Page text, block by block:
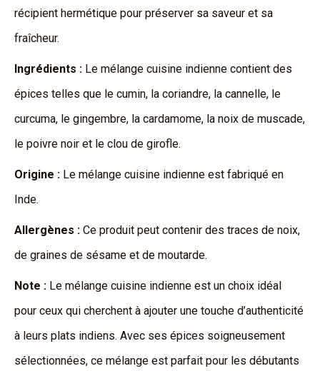
récipient hermétique pour préserver sa saveur et sa
fraîcheur.
Ingrédients : Le mélange cuisine indienne contient des
épices telles que le cumin, la coriandre, la cannelle, le
curcuma, le gingembre, la cardamome, la noix de muscade,
le poivre noir et le clou de girofle.
Origine : Le mélange cuisine indienne est fabriqué en
Inde.
Allergènes : Ce produit peut contenir des traces de noix,
de graines de sésame et de moutarde.
Note : Le mélange cuisine indienne est un choix idéal
pour ceux qui cherchent à ajouter une touche d’authenticité
à leurs plats indiens. Avec ses épices soigneusement
sélectionnées, ce mélange est parfait pour les débutants